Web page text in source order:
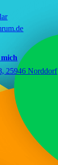
25946 Norddorf